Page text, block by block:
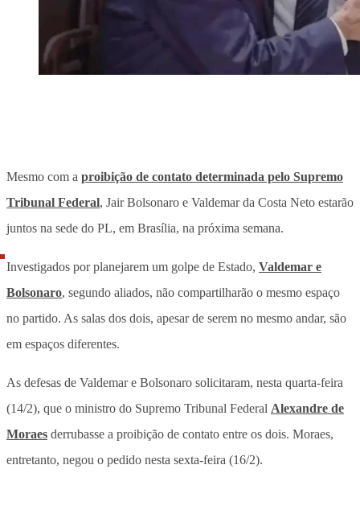
Mesmo com a proibição de contato determinada pelo Supremo
Tribunal Federal, Jair Bolsonaro e Valdemar da Costa Neto estarão
juntos na sede do PL, em Brasília, na próxima semana.
Investigados por planejarem um golpe de Estado, Valdemar e
Bolsonaro, segundo aliados, não compartilharão o mesmo espaço
no partido. As salas dos dois, apesar de serem no mesmo andar, são
em espaços diferentes.
As defesas de Valdemar e Bolsonaro solicitaram, nesta quarta-feira
(14/2), que o ministro do Supremo Tribunal Federal Alexandre de
Moraes derrubasse a proibição de contato entre os dois. Moraes,
entretanto, negou o pedido nesta sexta-feira (16/2).